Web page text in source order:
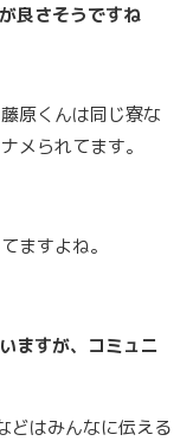
良さそうですね
原くんは同じ寮な
メられてます。
ますよね。
ますが、コミュニ
どはみんなに伝える